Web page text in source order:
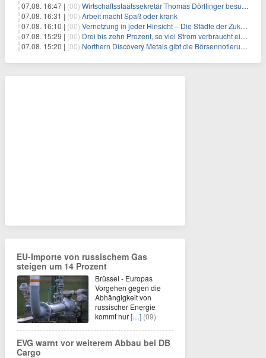
07.08. 16:47 | (00) Wirtschaftsstaatssekretär Thomas Dörflinger besucht Handwerksbetrieb im Kammerbezirk Freiburg
07.08. 16:31 | (00) Arbeit macht Spaß oder krank
07.08. 16:10 | (00) Vernetzung in jeder Hinsicht – Die Städte der Zukunft sind grün-blau
07.08. 15:29 | (00) Drei bis zehn Prozent, so viel Strom verbraucht ein Aufzug im Gebäude
07.08. 15:20 | (00) Northern Discovery Metals gibt die Börsennotierung an der Frankfurter Wertpapierbörse bekannt
EU-Importe von russischem Gas
steigen um 14 Prozent
Brüssel - Europas
Vorgehen gegen die
Abhängigkeit von
russischer Energie
kommt nur[…] (09)
EVG warnt vor weiterem Abbau bei DB
Cargo